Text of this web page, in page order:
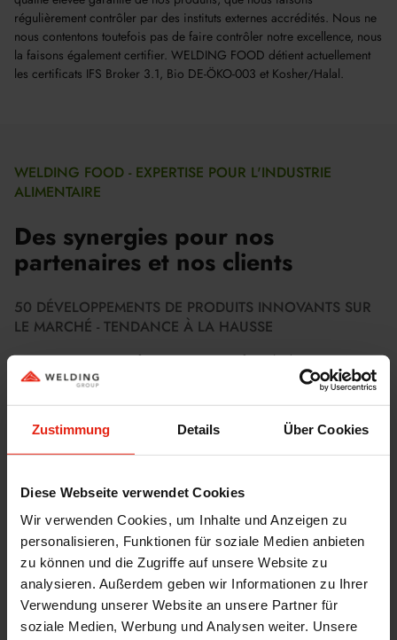
Zustimmung Details Über Cookies
Diese Webseite verwendet Cookies
Wir verwenden Cookies, um Inhalte und Anzeigen zu
personalisieren, Funktionen für soziale Medien anbieten
zu können und die Zugriffe auf unsere Website zu
analysieren. Außerdem geben wir Informationen zu Ihrer
Verwendung unserer Website an unsere Partner für
soziale Medien, Werbung und Analysen weiter. Unsere
régulièrement contrôler par des instituts externes accrédités. Nous ne
nous contentons toutefois pas de faire contrôler notre excellence, nous
la faisons également certifier. WELDING FOOD détient actuellement
les certificats IFS Broker 3.1, Bio DE-ÖKO-003 et Kosher/Halal.
WELDING FOOD - EXPERTISE POUR L'INDUSTRIE
ALIMENTAIRE
Des synergies pour nos
partenaires et nos clients
50 DÉVELOPPEMENTS DE PRODUITS INNOVANTS SUR
LE MARCHÉ - TENDANCE À LA HAUSSE
Connaissance + savoir-faire = synergie. La formule de notre création
est relativement simple. Nous fournissons nos connaissances et les
ajoutons au savoir-faire de nos partenaires et clients. Il en résulte une
développement de produits ou la logistique de livraison.
développements de produits sur le marché, nous sommes un
collaboration avec des instituts de recherche et des universités de
renom.